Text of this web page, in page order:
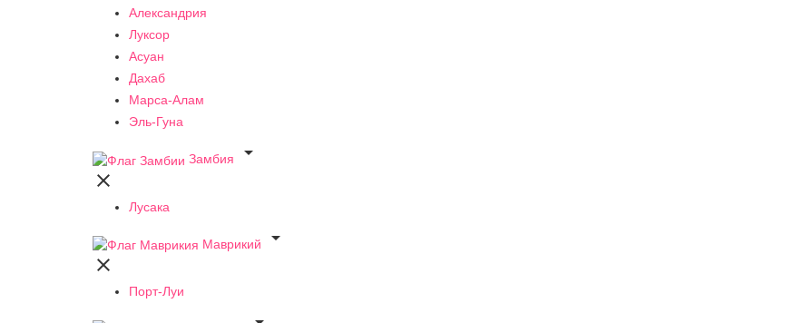
Александрия
Луксор
Асуан
Дахаб
Марса-Алам
Эль-Гуна
Замбия


Лусака
Маврикий


Порт-Луи